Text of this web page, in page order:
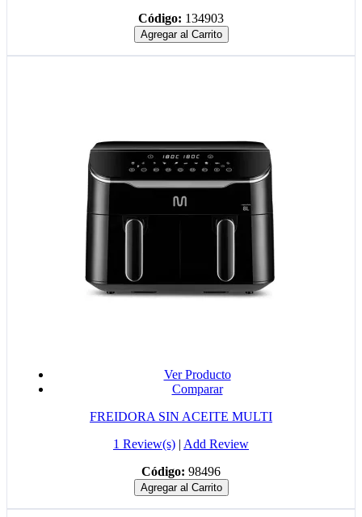
Código: 134903
Agregar al Carrito
Ver Producto
Comparar
FREIDORA SIN ACEITE MULTI
1 Review(s) | Add Review
Código: 98496
Agregar al Carrito